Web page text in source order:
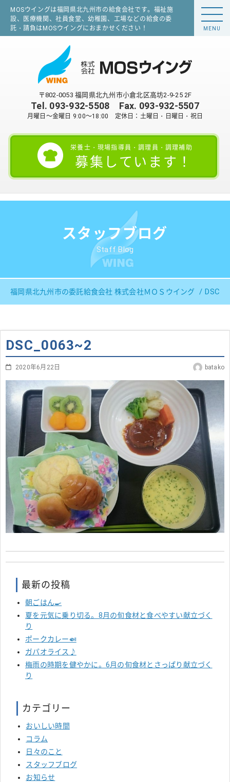
MOSウイングは福岡県北九州市の給食会社です。福祉施
設、医療機関、社員食堂、幼稚園、工場などの給食の委
託・請負はMOSウイングにおまかせください！
〒802-0053 福岡県北九州市小倉北区高坊2-9-25 2F
Tel. 093-932-5508 Fax. 093-932-5507
月曜日～金曜日 9:00～18:00 定休日：土曜日・日曜日・祝日
栄養士・現場指導員・調理員・調理補助
募集しています！
MENU
スタッフブログ
Staff Blog
福岡県北九州市の委託給食会社 株式会社ＭＯＳウイング
DSC_0063~2
2020年6月22日 batako
最新の投稿
朝ごはん🍳
夏を元気に乗り切る。8月の旬食材と食べやすい献立づく
り
ポークカレー🍛
ガパオライス♪
梅雨の時期を健やかに。6月の旬食材とさっぱり献立づく
り
カテゴリー
おいしい時間
コラム
日々のこと
スタッフブログ
お知らせ